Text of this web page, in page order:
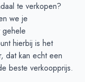
te verkopen?
we je
hierbij is het
dat kan echt een
beste verkoopprijs.